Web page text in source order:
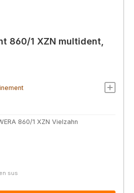
860/1 XZN multident,
860/1 XZN Vielzahn
sus